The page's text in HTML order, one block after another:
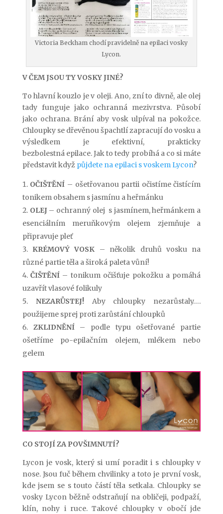
Victoria Beckham chodí pravidelně na epilaci vosky
Lycon.
V ČEM JSOU TY VOSKY JINÉ?
To hlavní kouzlo je v oleji. Ano, zní to divně, ale olej
tady funguje jako ochranná mezivrstva. Působí
jako ochrana. Brání aby vosk ulpíval na pokožce.
Chloupky se dřevěnou špachtlí zapracují do vosku a
výsledkem je efektivní, prakticky
bezbolestná epilace. Jak to tedy probíhá a co si máte
představit když půjdete na epilaci s voskem Lycon?
OČIŠTĚNÍ – ošetřovanou partii očistíme čistícím
tonikem obsahem s jasmínu a heřmánku
OLEJ– ochranný olej s jasmínem, heřmánkem a
esenciálním meruňkovým olejem zjemňuje a
připravuje pleť
KRÉMOVÝ VOSK – několik druhů vosku na
různé partie těla a široká paleta vůní!
ČIŠTĚNÍ – tonikum očišťuje pokožku a pomáhá
uzavřít vlasové folikuly
NEZARŮSTEJ!Aby chloupky nezarůstaly….
použijeme sprej proti zarůstání chloupků
ZKLIDNĚNÍ– podle typu ošetřované partie
ošetříme po-epilačním olejem, mlékem nebo
gelem
CO STOJÍ ZA POVŠIMNUTÍ?
Lycon je vosk, který si umí poradit i s chloupky v
nose. Jsou fuč během chvilinky a toto je první vosk,
kde jsem se s touto částí těla setkala. Chloupky se
vosky Lycon běžně odstraňují na obličeji, podpaží,
klín, nohy i ruce. Takové chloupky v obočí jde